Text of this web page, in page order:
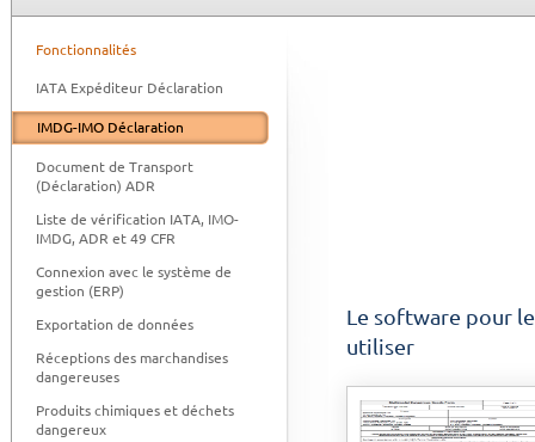
Fonctionnalités
IATA Expéditeur Déclaration
IMDG-IMO Déclaration
Document de Transport
(Déclaration) ADR
Liste de vérification IATA, IMO-
IMDG, ADR et 49 CFR
Connexion avec le système de
gestion (ERP)
Exportation de données
Réceptions des marchandises
dangereuses
Produits chimiques et déchets
dangereux
Le software pour
utiliser